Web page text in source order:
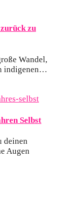
zu
Wandel,
indigenen…
Selbst
deinen
Augen